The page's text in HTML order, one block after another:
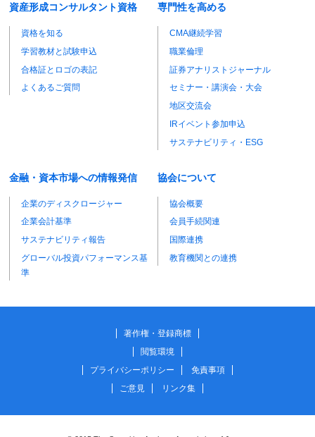
資産形成コンサルタント資格
資格を知る
学習教材と試験申込
合格証とロゴの表記
よくあるご質問
専門性を高める
CMA継続学習
職業倫理
証券アナリストジャーナル
セミナー・講演会・大会
地区交流会
IRイベント参加申込
サステナビリティ・ESG
金融・資本市場への情報発信
企業のディスクロージャー
企業会計基準
サステナビリティ報告
グローバル投資パフォーマンス基
準
協会について
協会概要
会員手続関連
国際連携
教育機関との連携
著作権・登録商標
閲覧環境
プライバシーポリシー
免責事項
ご意見
リンク集